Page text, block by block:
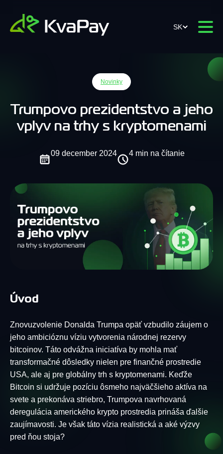
SK
Novinky
Trumpovo prezidentstvo a jeho
vplyv na trhy s kryptomenami
09 december 2024 4 min na čítanie
Úvod
Znovuzvolenie Donalda Trumpa opäť vzbudilo záujem o
jeho ambicióznu víziu vytvorenia národnej rezervy
bitcoinov. Táto odvážna iniciatíva by mohla mať
transformačné dôsledky nielen pre finančné prostredie
USA, ale aj pre globálny trh s kryptomenami. Keďže
Bitcoin si udržuje pozíciu ôsmeho najväčšieho aktíva na
svete a prekonáva striebro, Trumpova navrhovaná
deregulácia amerického krypto prostredia prináša ďalšie
zaujímavosti. Je však táto vízia realistická a aké výzvy
pred ňou stoja?